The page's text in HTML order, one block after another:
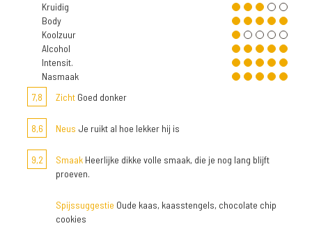
Kruidig
Body
Koolzuur
Alcohol
Intensit.
Nasmaak
7,8
Zicht Goed donker
8,6 Neus Je ruikt al hoe lekker hij is
9,2 Smaak Heerlijke dikke volle smaak, die je nog lang blijft
proeven.
Spijssuggestie Oude kaas, kaasstengels, chocolate chip
cookies